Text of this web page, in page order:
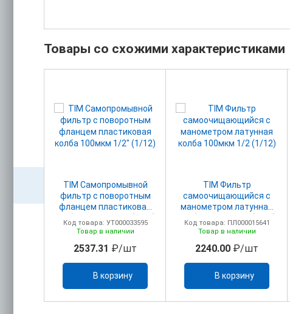
Товары со схожими характеристиками
TIM Самопромывной
фильтр с поворотным
фланцем пластиковая
Код товара: УТ000033595
Товар в наличии
2537.31 ₽/шт
В корзину
TIM Фильтр
самоочищающийся с
манометром латунная
Код товара: ПЛ000015641
Товар в наличии
2240.00 ₽/шт
В корзину